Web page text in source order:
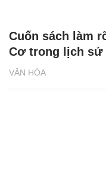
VĂN HÓA
Cuốn sách làm
Cơ trong lịch sử